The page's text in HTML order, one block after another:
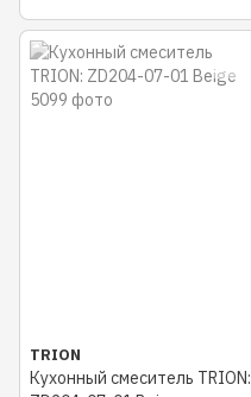
TRION
Кухонный смеситель TRION: